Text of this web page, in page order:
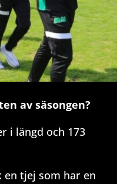
av säsongen?
i längd och 173
tjej som har en